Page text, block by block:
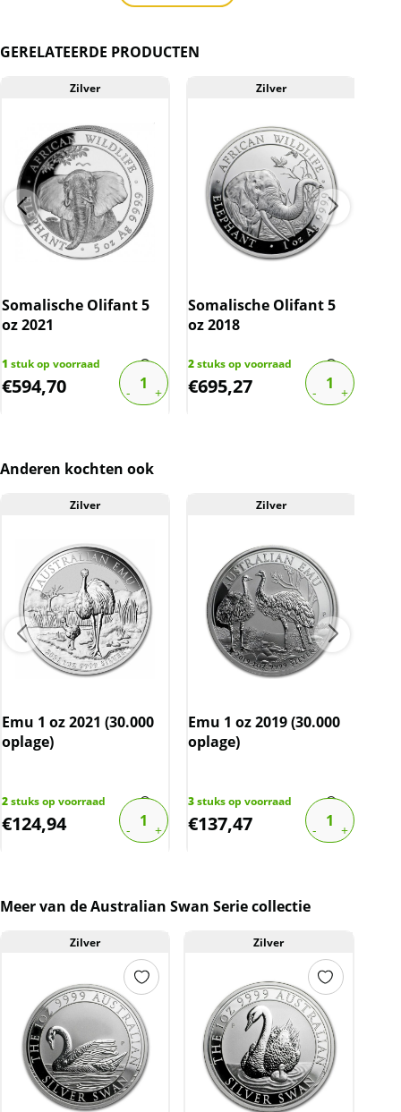
luxe verpakking geleverd.
Kwaliteit
komen daarmee niet rechtstreeks van de
producent af. De munten kunnen soms
krassen, aanslag en/of melkvlekken bevatten.
BTW
Deze zilveren munt wordt verkocht onder de
margeregeling.
GERELATEERDE PRODUCTEN
Zilver
Somalische Olifant 5
oz 2021
1 stuk op voorraad
€594,70
Zilver
Somalische Olifant 5
oz 2018
2stuks op voorraad
€695,27
Anderen kochten ook
Zilver
Emu 1 oz 2021 (30.000
oplage)
2stuks op voorraad
€124,94
Zilver
Emu 1 oz 2019 (30.000
oplage)
3stuks op voorraad
€137,47
Meer van de Australian Swan Serie collectie
Zilver Zilver